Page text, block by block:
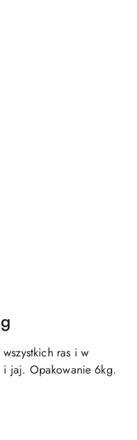
ras i w
i jaj. Opakowanie 6kg.